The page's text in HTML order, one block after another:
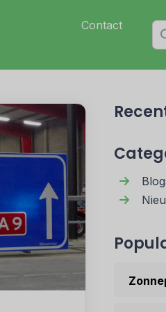
Contact